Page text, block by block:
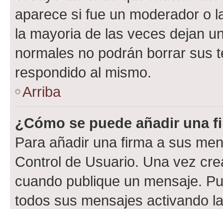
aparece si fue un moderador o
la mayoria de las veces dejan
normales no podrán borrar sus
respondido al mismo.
Arriba
¿Cómo se puede añadir una
Para añadir una firma a sus
Control de Usuario. Una vez
cuando publique un mensaje.
todos sus mensajes activando